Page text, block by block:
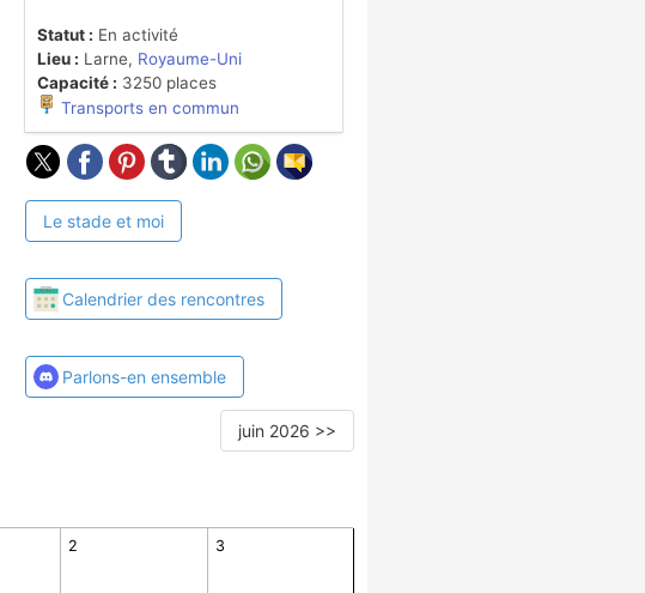
Statut : En activité
Lieu : Larne, Royaume-Uni
Capacité : 3250 places
Transports en commun
Le stade et moi
Calendrier des rencontres
Parlons-en ensemble
juin 2026 >>
2 3